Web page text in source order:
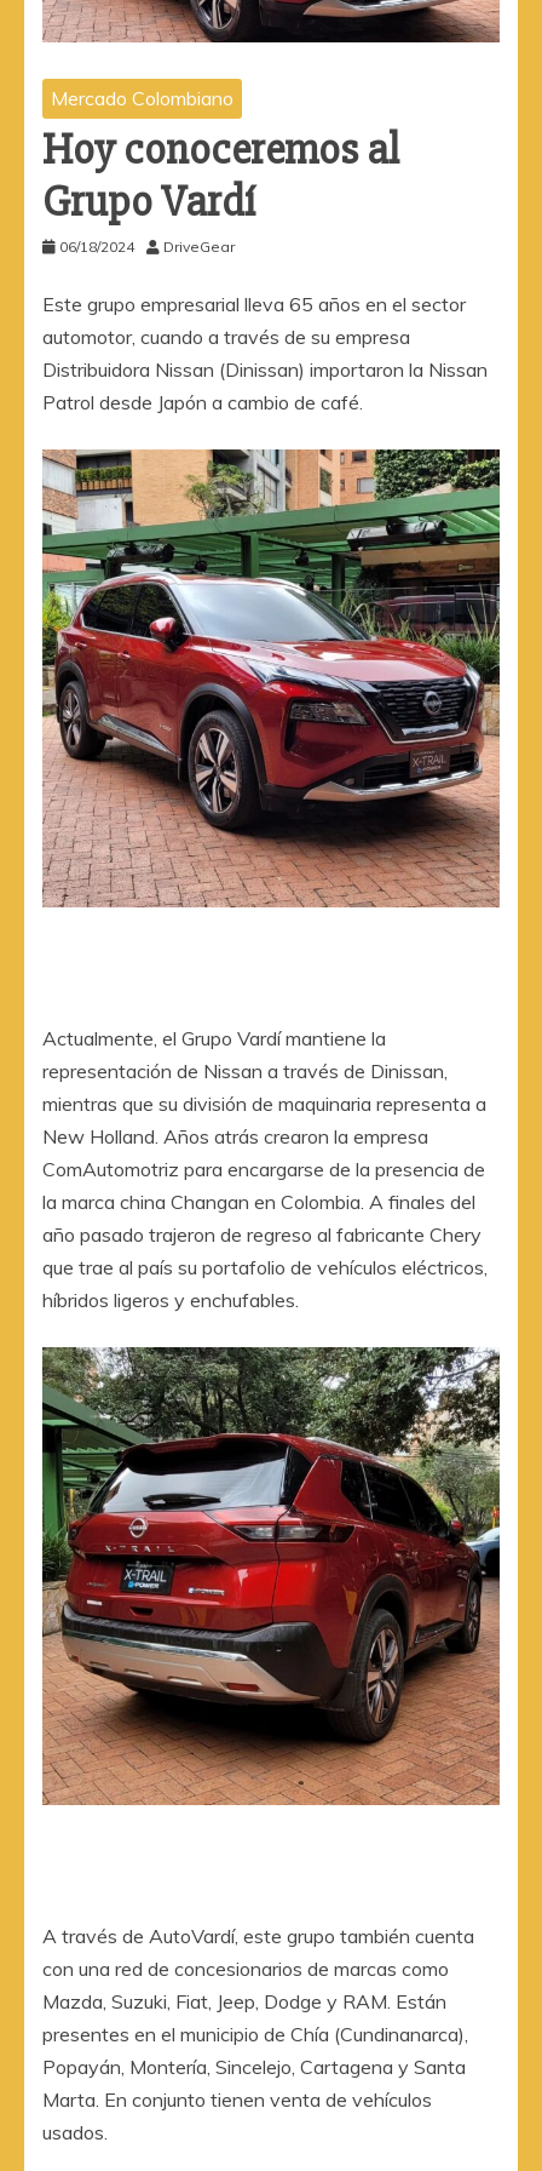
Mercado Colombiano
Hoy conoceremos al
Grupo Vardí
06/18/2024 DriveGear
Este grupo empresarial lleva 65 años en el sector
automotor, cuando a través de su empresa
Distribuidora Nissan (Dinissan) importaron la Nissan
Patrol desde Japón a cambio de café.
Actualmente, el Grupo Vardí mantiene la
representación de Nissan a través de Dinissan,
mientras que su división de maquinaria representa a
New Holland. Años atrás crearon la empresa
ComAutomotriz para encargarse de la presencia de
la marca china Changan en Colombia. A finales del
año pasado trajeron de regreso al fabricante Chery
que trae al país su portafolio de vehículos eléctricos,
híbridos ligeros y enchufables.
A través de AutoVardí, este grupo también cuenta
con una red de concesionarios de marcas como
Mazda, Suzuki, Fiat, Jeep, Dodge y RAM. Están
presentes en el municipio de Chía (Cundinanarca),
Popayán, Montería, Sincelejo, Cartagena y Santa
Marta. En conjunto tienen venta de vehículos
usados.